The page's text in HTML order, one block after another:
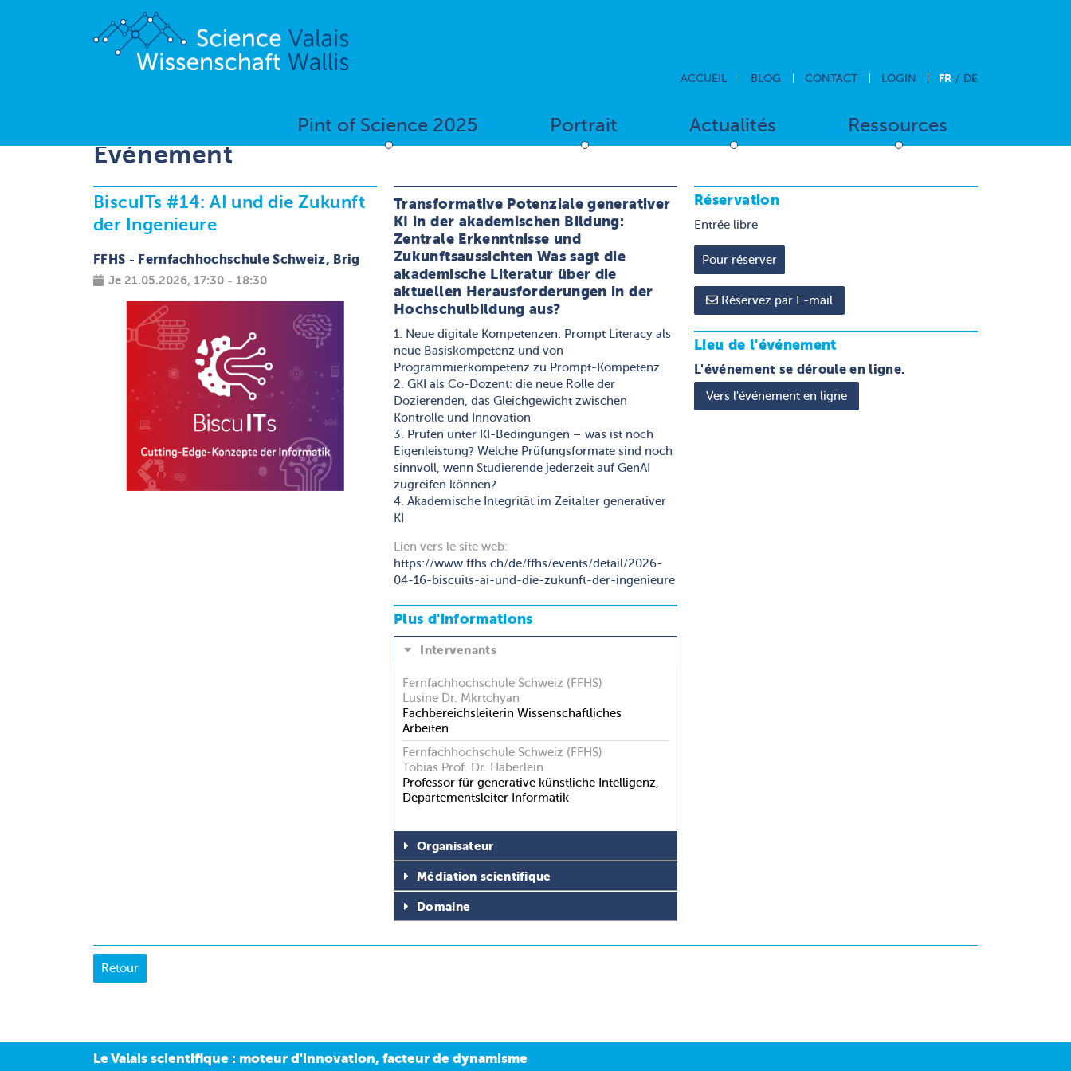
FR DE
LOGIN
ACCUEIL BLOG CONTACT
Pint of Science 2025 Portrait Actualités Ressources
Événement
BiscuITs #14: AI und die Zukunft
der Ingenieure
FFHS - Fernfachhochschule Schweiz, Brig
Je 21.05.2026, 17:30 - 18:30
Transformative Potenziale generativer
KI in der akademischen Bildung:
Zentrale Erkenntnisse und
Zukunftsaussichten Was sagt die
akademische Literatur über die
aktuellen Herausforderungen in der
Hochschulbildung aus?
1. Neue digitale Kompetenzen: Prompt Literacy als
neue Basiskompetenz und von
Programmierkompetenz zu Prompt-Kompetenz
2. GKI als Co-Dozent: die neue Rolle der
Dozierenden, das Gleichgewicht zwischen
Kontrolle und Innovation
3. Prüfen unter KI-Bedingungen – was ist noch
Eigenleistung? Welche Prüfungsformate sind noch
sinnvoll, wenn Studierende jederzeit auf GenAI
zugreifen können?
4. Akademische Integrität im Zeitalter generativer
KI
Lien vers le site web:
https://www.ffhs.ch/de/ffhs/events/detail/2026-
04-16-biscuits-ai-und-die-zukunft-der-ingenieure
Plus d'informations
Intervenants
Fernfachhochschule Schweiz (FFHS)
Lusine Dr. Mkrtchyan
Fachbereichsleiterin Wissenschaftliches
Arbeiten
Fernfachhochschule Schweiz (FFHS)
Tobias Prof. Dr. Häberlein
Professor für generative künstliche Intelligenz,
Departementsleiter Informatik
Organisateur
Médiation scientifique
Domaine
Réservation
Entrée libre
Réservez par E-mail
Lieu de l'événement
L'événement se déroule en ligne.
Vers l'événement en ligne
Le Valais scientifique : moteur d'innovation, facteur de dynamisme